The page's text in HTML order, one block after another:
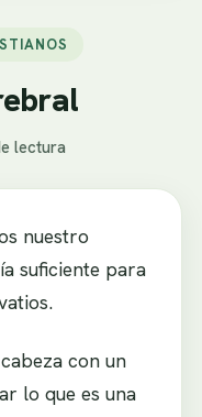
lectura
nuestro
suficiente para
con un
lo que es una